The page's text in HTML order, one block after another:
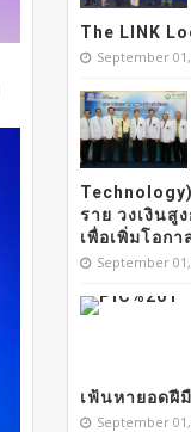
The LINK
September
ราย วงเงินสู
เพื่อเพิ่มโอก
September
เฟ้นหายอดฝี
September